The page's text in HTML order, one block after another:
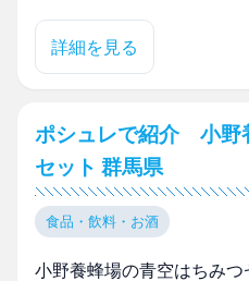
詳細を見る
ポシュレで紹介 小野
セット 群馬県
食品・飲料・お酒
小野養蜂場の青空はちみ